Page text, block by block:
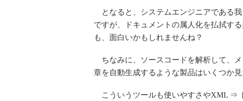
となると、システムエンジニアである
ですが、ドキュメントの属人化を払拭す
も、面白いかもしれませんね？
ちなみに、ソースコードを解析して、
章を自動生成するような製品はいくつか見
こういうツールも使いやすさやXML ⇒